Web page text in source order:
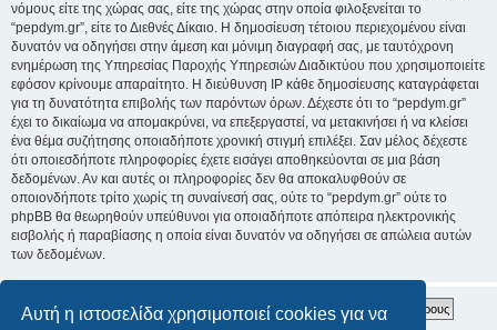
Αυτή η ιστοσελίδα χρησιμοποιεί cookies για να
νόμους είτε της χώρας σας, είτε της χώρας στην οποία φιλοξενείται το
“pepdym.gr”, είτε το Διεθνές Δίκαιο. Η δημοσίευση τέτοιου περιεχομένου είναι
δυνατόν να οδηγήσει στην άμεση και μόνιμη διαγραφή σας, με ταυτόχρονη
ενημέρωση της Υπηρεσίας Παροχής Υπηρεσιών Διαδικτύου που χρησιμοποιείτε
εφόσον κρίνουμε απαραίτητο. Η διεύθυνση IP κάθε δημοσίευσης καταγράφεται
για τη δυνατότητα επιβολής των παρόντων όρων. Δέχεστε ότι το “pepdym.gr”
έχει το δικαίωμα να απομακρύνει, να επεξεργαστεί, να μετακινήσει ή να κλείσει
ένα θέμα συζήτησης οποιαδήποτε χρονική στιγμή επιλέξει. Σαν μέλος δέχεστε
ότι οποιεσδήποτε πληροφορίες έχετε εισάγει αποθηκεύονται σε μια βάση
δεδομένων. Αν και αυτές οι πληροφορίες δεν θα αποκαλυφθούν σε
οποιονδήποτε τρίτο χωρίς τη συναίνεσή σας, ούτε το “pepdym.gr” ούτε το
phpBB θα θεωρηθούν υπεύθυνοι για οποιαδήποτε απόπειρα ηλεκτρονικής
εισβολής ή παραβίασης η οποία είναι δυνατόν να οδηγήσει σε απώλεια αυτών
των δεδομένων.